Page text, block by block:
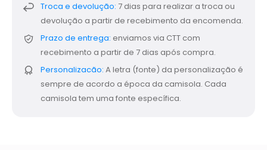
Troca e devolução: 7 dias para realizar a troca ou
devolução a partir de recebimento da encomenda.
Prazo de entrega: enviamos via CTT com
recebimento a partir de 7 dias após compra.
Personalizacão: A letra (fonte) da personalização é
sempre de acordo a época da camisola. Cada
camisola tem uma fonte específica.